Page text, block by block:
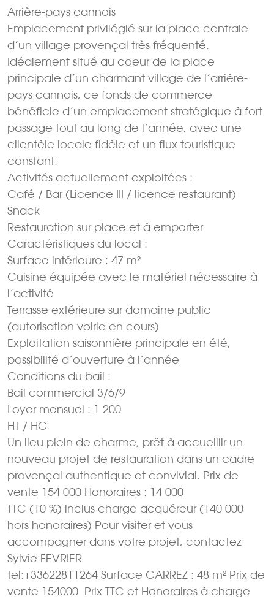
Arrière-pays cannois
Emplacement privilégié sur la place centrale
d’un village provençal très fréquenté.
Idéalement situé au coeur de la place
principale d’un charmant village de l’arrière-
pays cannois, ce fonds de commerce
bénéficie d’un emplacement stratégique à fort
passage tout au long de l’année, avec une
clientèle locale fidèle et un flux touristique
constant.
Activités actuellement exploitées :
Café / Bar (Licence III / licence restaurant)
Snack
Restauration sur place et à emporter
Caractéristiques du local :
Surface intérieure : 47 m²
Cuisine équipée avec le matériel nécessaire à
l’activité
Terrasse extérieure sur domaine public
(autorisation voirie en cours)
Exploitation saisonnière principale en été,
possibilité d’ouverture à l’année
Conditions du bail :
Bail commercial 3/6/9
Loyer mensuel : 1 200
HT / HC
Un lieu plein de charme, prêt à accueillir un
nouveau projet de restauration dans un cadre
provençal authentique et convivial. Prix de
vente 154 000 Honoraires : 14 000
TTC (10 %) inclus charge acquéreur (140 000
hors honoraires) Pour visiter et vous
accompagner dans votre projet, contactez
Sylvie FEVRIER
tel:+33622811264 Surface CARREZ : 48 m² Prix de
vente 154000  Prix TTC et Honoraires à charge